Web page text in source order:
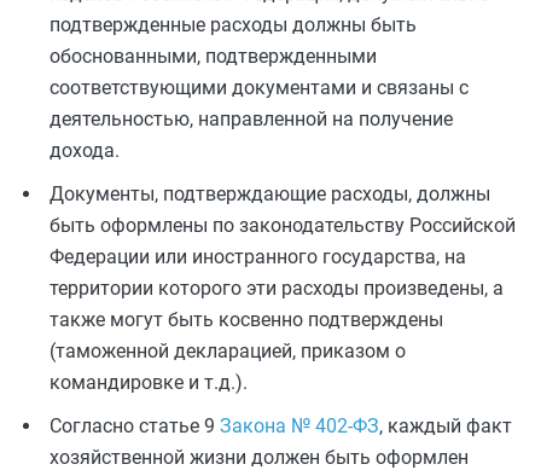
подтвержденные расходы должны быть
обоснованными, подтвержденными
соответствующими документами и связаны с
деятельностью, направленной на получение
дохода.
Документы, подтверждающие расходы, должны
быть оформлены по законодательству Российской
Федерации или иностранного государства, на
территории которого эти расходы произведены, а
также могут быть косвенно подтверждены
(таможенной декларацией, приказом о
командировке и т.д.).
Согласно статье 9 Закона № 402-ФЗ, каждый факт
хозяйственной жизни должен быть оформлен